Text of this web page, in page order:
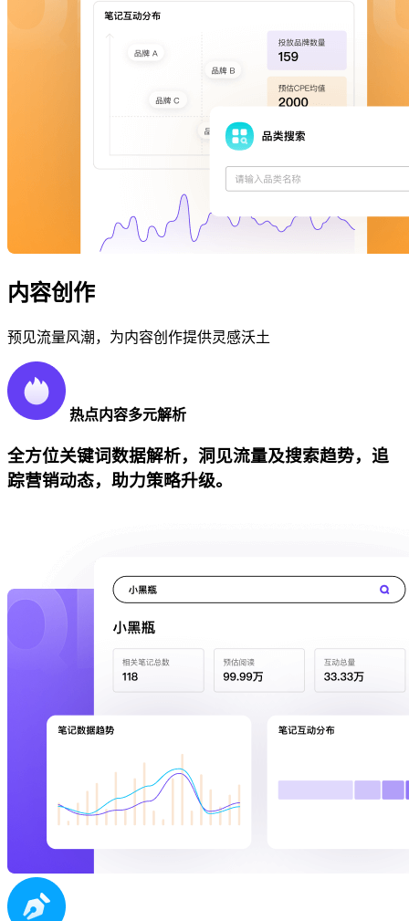
内容创作
预见流量风潮，为内容创作提供灵感沃土
热点内容多元解析
全方位关键词数据解析，洞见流量及搜索趋势，追
踪营销动态，助力策略升级。